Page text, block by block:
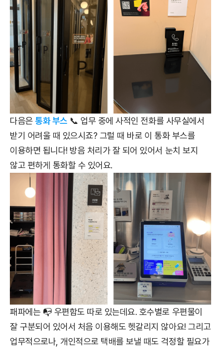
다음은통화 부스 📞 업무 중에 사적인 전화를 사무실에서
받기 어려울 때 있으시죠? 그럴 때 바로 이 통화 부스를
이용하면 됩니다! 방음 처리가 잘 되어 있어서 눈치 보지
않고 편하게 통화할 수 있어요.
패파에는 📭 우편함도 따로 있는데요. 호수별로 우편물이
잘 구분되어 있어서 처음 이용해도 헷갈리지 않아요! 그리고
업무적으로나, 개인적으로 택배를 보낼 때도 걱정할 필요가